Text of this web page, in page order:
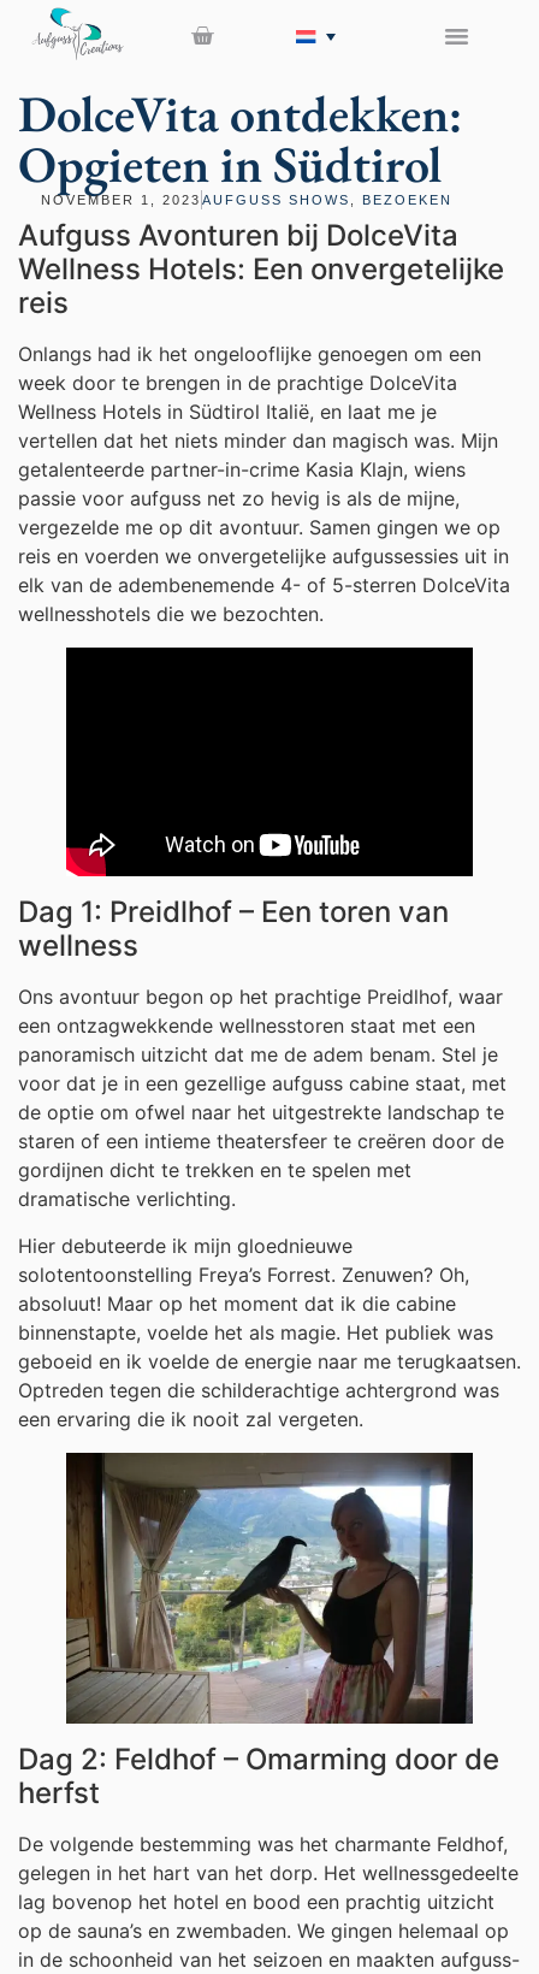
DolceVita ontdekken:
Opgieten in Südtirol
NOVEMBER 1, 2023 AUFGUSS SHOWS BEZOEKEN
Aufguss Avonturen bij DolceVita
Wellness Hotels: Een onvergetelijke
reis
Onlangs had ik het ongelooflijke genoegen om een
week door te brengen in de prachtige DolceVita
Wellness Hotels in Südtirol Italië, en laat me je
vertellen dat het niets minder dan magisch was. Mijn
getalenteerde partner-in-crime Kasia Klajn, wiens
passie voor aufguss net zo hevig is als de mijne,
vergezelde me op dit avontuur. Samen gingen we op
reis en voerden we onvergetelijke aufgussessies uit in
elk van de adembenemende 4- of 5-sterren DolceVita
wellnesshotels die we bezochten.
Dag 1: Preidlhof – Een toren van
wellness
Ons avontuur begon op het prachtige Preidlhof, waar
een ontzagwekkende wellnesstoren staat met een
panoramisch uitzicht dat me de adem benam. Stel je
voor dat je in een gezellige aufguss cabine staat, met
de optie om ofwel naar het uitgestrekte landschap te
staren of een intieme theatersfeer te creëren door de
gordijnen dicht te trekken en te spelen met
dramatische verlichting.
Hier debuteerde ik mijn gloednieuwe
solotentoonstelling Freya’s Forrest. Zenuwen? Oh,
absoluut! Maar op het moment dat ik die cabine
binnenstapte, voelde het als magie. Het publiek was
geboeid en ik voelde de energie naar me terugkaatsen.
Optreden tegen die schilderachtige achtergrond was
een ervaring die ik nooit zal vergeten.
Dag 2: Feldhof – Omarming door de
herfst
De volgende bestemming was het charmante Feldhof,
gelegen in het hart van het dorp. Het wellnessgedeelte
lag bovenop het hotel en bood een prachtig uitzicht
op de sauna’s en zwembaden. We gingen helemaal op
in de schoonheid van het seizoen en maakten aufguss-